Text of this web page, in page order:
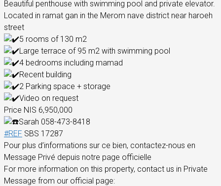
Beautiful penthouse with swimming pool and private elevator.
Located in ramat gan in the Merom nave district near haroeh
street
5 rooms of 130 m2
Large terrace of 95 m2 with swimming pool
4 bedrooms including mamad
Recent building
2 Parking space + storage
Video on request
Price NIS 6,950,000
Sarah 058-473-8418
#REF SBS 17287
Pour plus d’informations sur ce bien, contactez-nous en
Message Privé depuis notre page officielle
For more information on this property, contact us in Private
Message from our official page: